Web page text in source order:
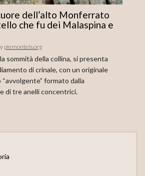
dell’alto Monferrato
che fu dei Malaspina e
piemonteis.org
sommità della collina, si presenta
di crinale, con un originale
formato dalla
di tre anelli concentrici.